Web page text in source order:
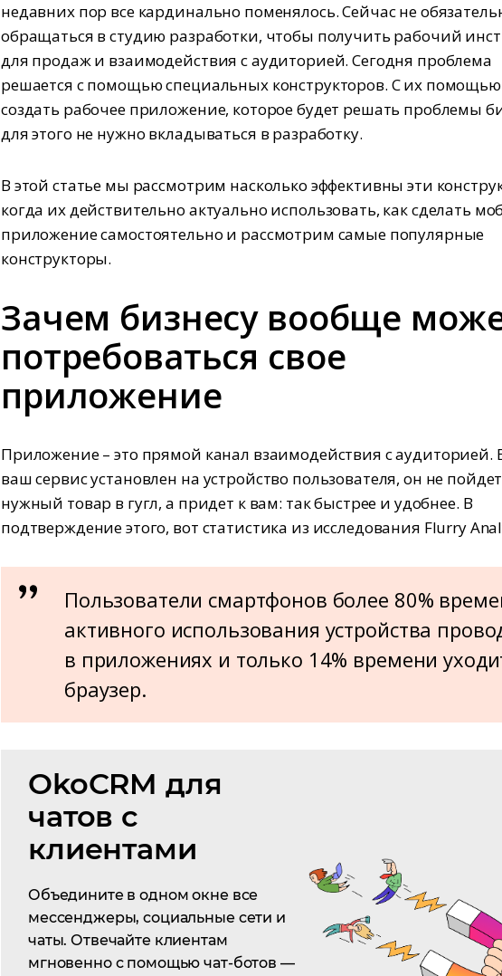
недавних пор все кардинально поменялось. Сейчас не
обращаться в студию разработки, чтобы получить рабочий
для продаж и взаимодействия с аудиторией. Сегодня проблема
решается с помощью специальных конструкторов. С их
создать рабочее приложение, которое будет решать проблемы
для этого не нужно вкладываться в разработку.
В этой статье мы рассмотрим насколько эффективны эти
когда их действительно актуально использовать, как сделать
приложение самостоятельно и рассмотрим самые популярные
конструкторы.
Зачем бизнесу вообще
потребоваться свое
приложение
Приложение – это прямой канал взаимодействия с аудиторией.
ваш сервис установлен на устройство пользователя, он не
нужный товар в гугл, а придет к вам: так быстрее и удобнее. В
подтверждение этого, вот статистика из исследования Flurry
Пользователи смартфонов более 80%
активного использования устройства
в приложениях и только 14% времени
браузер.
OkoCRM для
чатов с
клиентами
Объедините в одном окне все
мессенджеры, социальные сети и
чаты. Отвечайте клиентам
мгновенно с помощью чат-ботов —